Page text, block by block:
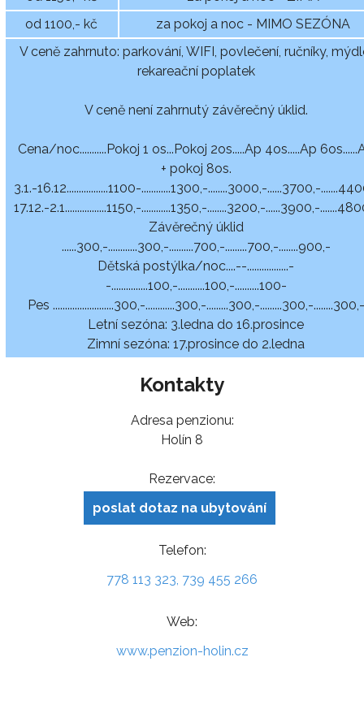
od 1100,- kč
za pokoj a noc - MIMO SEZÓNA
V ceně zahrnuto: parkování, WIFI, povlečení, ručníky,
rekareační poplatek
V ceně není zahrnutý závěrečný úklid.
Cena/noc...........Pokoj 1 os...Pokoj 2os.....Ap 4os.....Ap
+ pokoj 8os.
3.1.-16.12.................1100-............1300,-........3000,-......3700,-
17.12.-2.1.................1150,-............1350,-........3200,-......3900,-
Závěrečný úklid
......300,-............300,-..........700,-.........700,-........900,-
Dětská postýlka/noc....--.................-
-...............100,-...........100,-..........100-
Pes .........................300,-............300,-.........300,-.........300,-........300,-
Letní sezóna: 3.ledna do 16.prosince
Zimní sezóna: 17.prosince do 2.ledna
Kontakty
Adresa penzionu:
Holín 8
Rezervace:
poslat dotaz na ubytování
Telefon:
778 113 323, 739 455 266
Web:
www.penzion-holin.cz